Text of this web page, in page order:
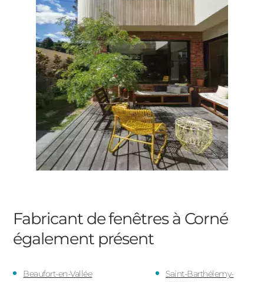
Fabricant de fenêtres à Corné
également présent
Beaufort-en-Vallée
Saint-Barthélemy-